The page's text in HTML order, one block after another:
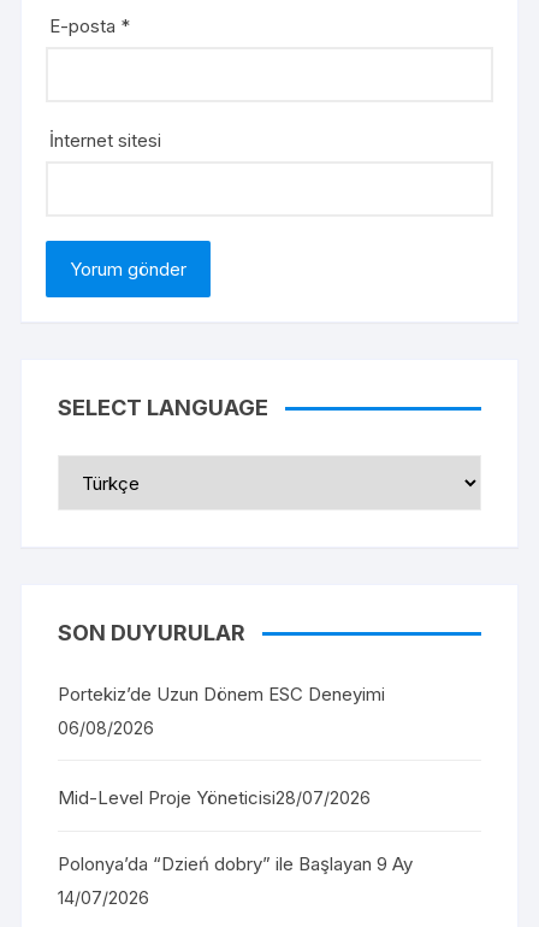
E-posta *
İnternet sitesi
SELECT LANGUAGE
Language
SON DUYURULAR
Portekiz’de Uzun Dönem ESC Deneyimi
06/08/2026
Mid-Level Proje Yöneticisi28/07/2026
Polonya’da “Dzień dobry” ile Başlayan 9 Ay
14/07/2026